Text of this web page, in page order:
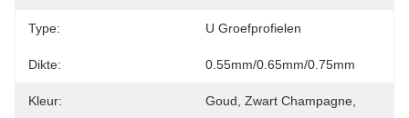
Type: U Groefprofielen
Dikte: 0.55mm/0.65mm/0.75mm
Kleur: Goud, Zwart Champagne,